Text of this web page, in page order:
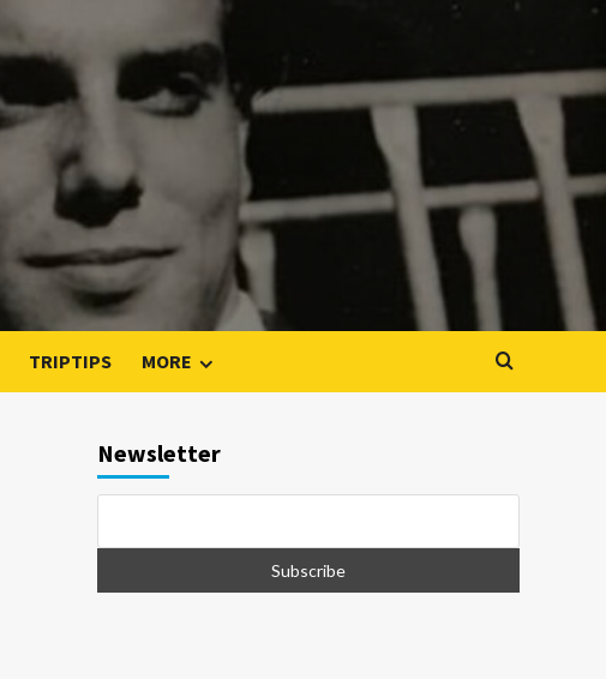
TRIPTIPS MORE
Newsletter